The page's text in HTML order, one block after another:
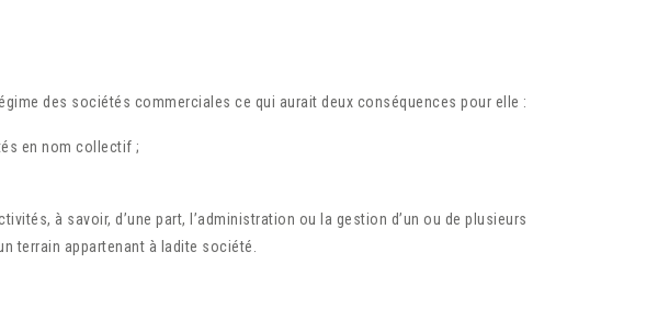
des sociétés commerciales ce qui aurait deux conséquences pour elle :
en nom collectif ;
à savoir, d’une part, l’administration ou la gestion d’un ou de plusieurs
terrain appartenant à ladite société.